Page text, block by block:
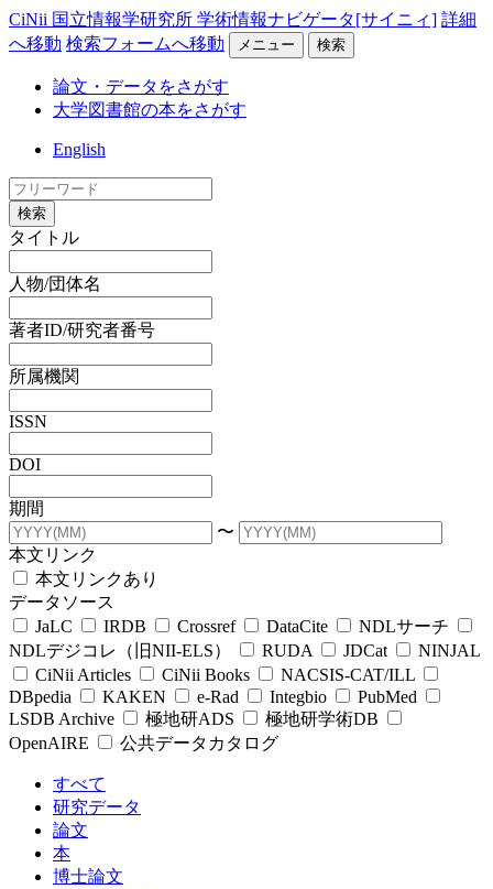
CiNii 国立情報学研究所 学術情報ナビゲータ[サイニィ] 詳細
へ移動 検索フォームへ移動 メニュー 検索
論文・データをさがす
大学図書館の本をさがす
English
検索
タイトル
人物/団体名
著者ID/研究者番号
所属機関
ISSN
DOI
期間
〜
本文リンク
本文リンクあり
データソース
JaLC
IRDB Crossref DataCite
NDLサーチ
NDLデジコレ（旧NII-ELS）
RUDA JDCat
NINJAL
CiNii Articles
CiNii Books
NACSIS-CAT/ILL
DBpedia
KAKEN e-Rad Integbio
PubMed
LSDB Archive
極地研ADS
極地研学術DB
OpenAIRE
公共データカタログ
すべて
研究データ
論文
本
博士論文